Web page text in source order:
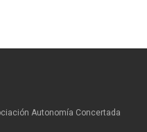
Autonomía Concertada